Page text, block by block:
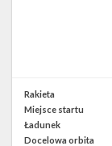
Rakieta
Miejsce startu
Ładunek
Docelowa orbita